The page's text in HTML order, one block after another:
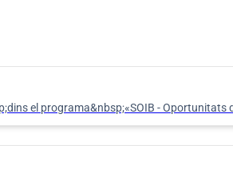
el programa&nbsp;«SOIB - Oportunitats